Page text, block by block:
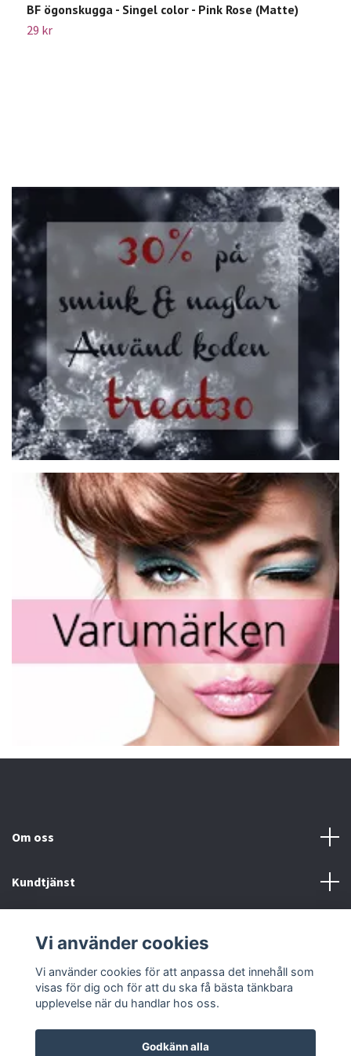
BF ögonskugga - Singel color - Pink Rose (Matte)
29 kr
Om oss
Kundtjänst
Sociala medier
Vi använder cookies
Vi använder cookies för att anpassa det innehåll som
visas för dig och för att du ska få bästa tänkbara
upplevelse när du handlar hos oss.
Godkänn alla